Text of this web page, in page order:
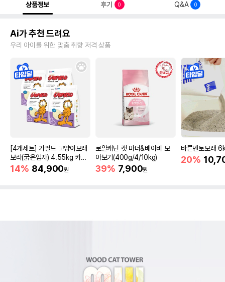
상품정보 후기 0 Q&A 0
Ai가 추천 드려요
우리 아이를 위한 맞춤 취향 저격 상품
[4개세트] 가필드 고양이모래
보라(굵은입자) 4.55kg 카사
바모래
14% 84,900원
로얄캐닌 캣 마더&베이비 모
아보기(400g/4/10kg)
39% 7,900원
바른벤토모래
20%